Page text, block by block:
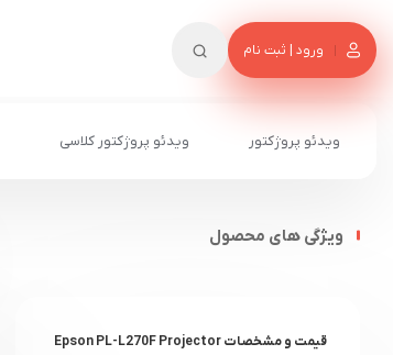
ورود | ثبت نام
ویدئو پروژکتور ویدئو پروژکتور کلاسی
ویژگی های محصول
قیمت و مشخصات Epson PL-L270F Projector